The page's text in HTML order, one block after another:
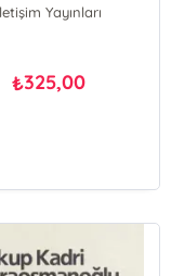
Yayınları
₺325,00